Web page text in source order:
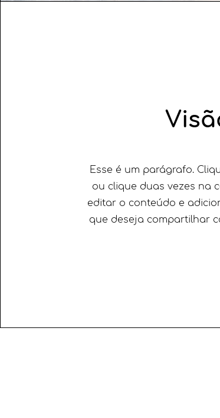
​Esse é um parágrafo.
ou clique duas vezes na
editar o conteúdo e
que deseja compartilhar